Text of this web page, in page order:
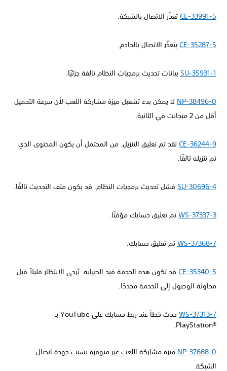
CE-33991-5 تعذّر الاتصال بالشبكة.
CE-35287-5 يتعذّر الاتصال بالخادم.
SU-35931-1 بيانات تحديث برمجيات النظام تالفة جزئيًا.
NP-38496-0 لا يمكن بدء تشغيل ميزة مشاركة اللعب لأن سرعة التحميل
أقل من 2 ميجابت في الثانية.
CE-36244-9 لقد تم تعليق التنزيل. من المحتمل أن يكون المحتوى الذي
تم تنزيله تالفًا.
SU-30696-4 فشل تحديث برمجيات النظام. قد يكون ملف التحديث تالفًا.
WS-37337-3 تم تعليق حسابك مؤقتًا.
WS-37368-7 تم تعليق حسابك.
CE-35340-5 قد تكون هذه الخدمة قيد الصيانة. يُرجى الانتظار قليلاً قبل
محاولة الوصول إلى الخدمة مجددًا.
WS-37313-7
حدث خطأ عند ربط حسابك على YouTube بـ
PlayStation®‎.
NP-37668-0 ميزة مشاركة اللعب غير متوفرة بسبب جودة اتصال
الشبكة.